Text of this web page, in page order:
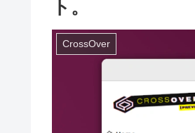
ト。
CrossOver